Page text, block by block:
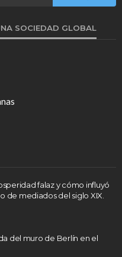
SOCIEDAD GLOBAL
falaz y cómo influyó
de mediados del siglo XIX.
del muro de Berlín en el